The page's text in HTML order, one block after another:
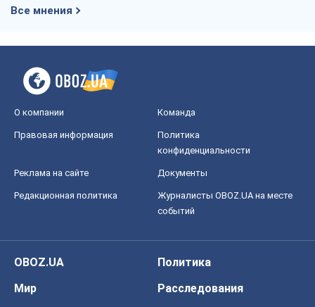
Все мнения
О компании Команда
Правовая информация
Политика
конфиденциальности
Реклама на сайте Документы
Редакционная политика
Журналисты OBOZ.UA на месте
событий
OBOZ.UA
Политика
Мир
Расследования